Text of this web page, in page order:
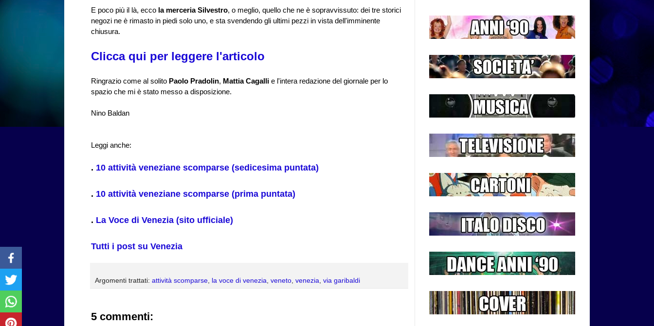
E poco più il là, ecco la merceria Silvestro, o meglio, quello che ne è sopravvissuto: dei tre storici
negozi ne è rimasto in piedi solo uno, e sta svendendo gli ultimi pezzi in vista dell'imminente
chiusura.
Clicca qui per leggere l'articolo
Ringrazio come al solito Paolo Pradolin, Mattia Cagalli e l'intera redazione del giornale per lo
spazio che mi è stato messo a disposizione.
Nino Baldan
Leggi anche:
. 10 attività veneziane scomparse (sedicesima puntata)
. 10 attività veneziane scomparse (prima puntata)
. La Voce di Venezia (sito ufficiale)
Tutti i post su Venezia
Argomenti trattati: attività scomparse, la voce di venezia, veneto, venezia, via garibaldi
5 commenti: